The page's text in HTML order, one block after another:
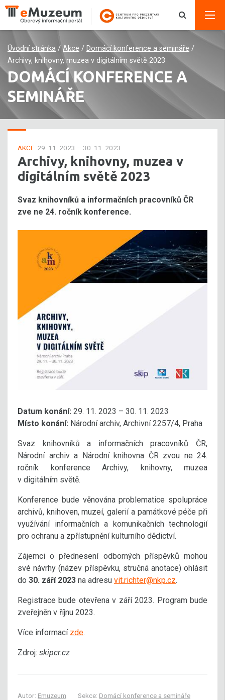
Úvodní stránka / Akce / Domácí konference a semináře /
Archivy, knihovny, muzea v digitálním světě 2023
DOMÁCÍ KONFERENCE A
SEMINÁŘE
AKCE: 29. 11. 2023 – 30. 11. 2023
Archivy, knihovny, muzea v
digitálním světě 2023
Svaz knihovníků a informačních pracovníků ČR
zve ne 24. ročník konference.
Datum konání: 29. 11. 2023 – 30. 11. 2023
Místo konání: Národní archiv, Archivní 2257/4, Praha
Svaz knihovníků a informačních pracovníků ČR,
Národní archiv a Národní knihovna ČR zvou ne 24.
ročník konference Archivy, knihovny, muzea
v digitálním světě.
Konference bude věnována problematice spolupráce
archivů, knihoven, muzeí, galerií a památkové péče při
využívání informačních a komunikačních technologií
pro ochranu a zpřístupnění kulturního dědictví.
Zájemci o přednesení odborných příspěvků mohou
své návrhy (název příspěvku, stručná anotace) ohlásit
do 30. září 2023 na adresu vit.richter@nkp.cz.
Registrace bude otevřena v září 2023. Program bude
zveřejněn v říjnu 2023.
Více informací zde.
Zdroj: skipcr.cz
Autor: Emuzeum Sekce: Domácí konference a semináře